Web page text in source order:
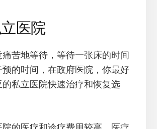
医院
痛苦地等待，等待一张床的时间
预的时间，在政府医院，你最好
的私立医院快速治疗和恢复选